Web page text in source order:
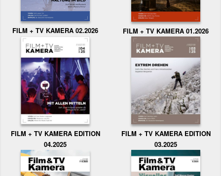
FILM + TV KAMERA 02.2026 FILM + TV KAMERA 01.2026
FILM + TV KAMERA EDITION
04.2025
FILM + TV KAMERA EDITION
03.2025